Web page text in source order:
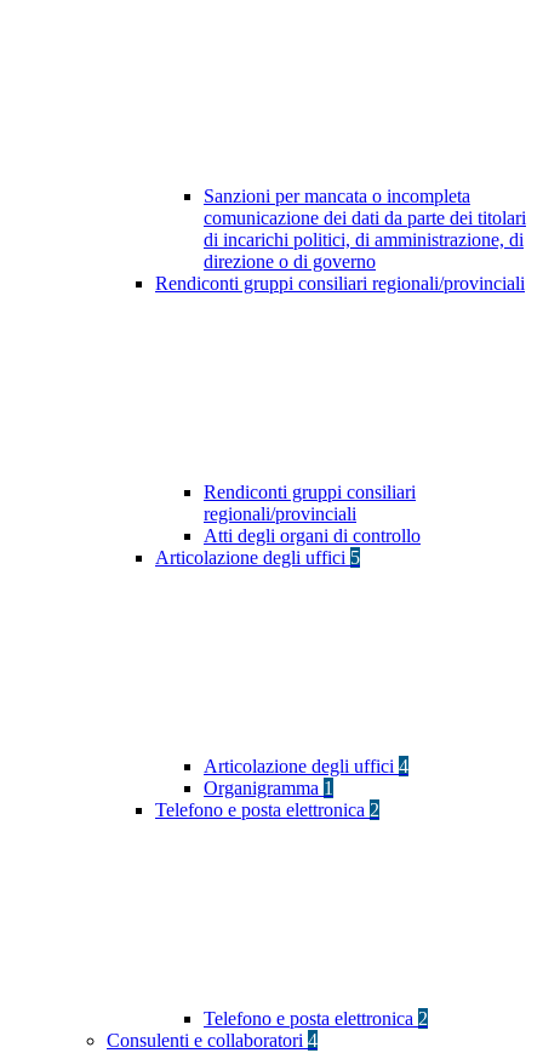
Sanzioni per mancata o incompleta
comunicazione dei dati da parte dei titolari
di incarichi politici, di amministrazione, di
direzione o di governo
Rendiconti gruppi consiliari regionali/provinciali
Rendiconti gruppi consiliari
regionali/provinciali
Atti degli organi di controllo
Articolazione degli uffici 5
Articolazione degli uffici 4
Organigramma 1
Telefono e posta elettronica 2
Telefono e posta elettronica 2
Consulenti e collaboratori 4